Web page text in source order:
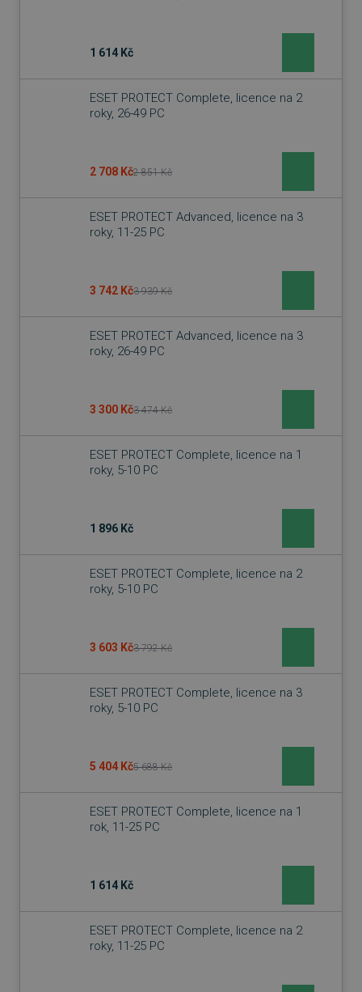
1 614 Kč
ESET PROTECT Complete, licence na 2
roky, 26-49 PC
2 708 Kč2 851 Kč
ESET PROTECT Advanced, licence na 3
roky, 11-25 PC
3 742 Kč3 939 Kč
ESET PROTECT Advanced, licence na 3
roky, 26-49 PC
3 300 Kč3 474 Kč
ESET PROTECT Complete, licence na 1
roky, 5-10 PC
1 896 Kč
ESET PROTECT Complete, licence na 2
roky, 5-10 PC
3 603 Kč3 792 Kč
ESET PROTECT Complete, licence na 3
roky, 5-10 PC
5 404 Kč5 688 Kč
ESET PROTECT Complete, licence na 1
rok, 11-25 PC
1 614 Kč
ESET PROTECT Complete, licence na 2
roky, 11-25 PC